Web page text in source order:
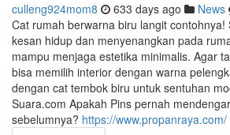
culleng924mom8 633 days ago News
Cat rumah berwarna biru langit contohnya!
kesan hidup dan menyenangkan pada
mampu menjaga estetika minimalis. Agar
bisa memilih interior dengan warna
dengan cat tembok biru untuk sentuhan
Suara.com Apakah Pins pernah
sebelumnya? https://www.propanraya.com/